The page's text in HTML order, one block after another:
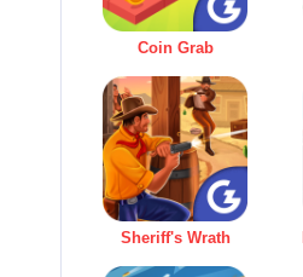
Coin Grab
Sheriff's Wrath